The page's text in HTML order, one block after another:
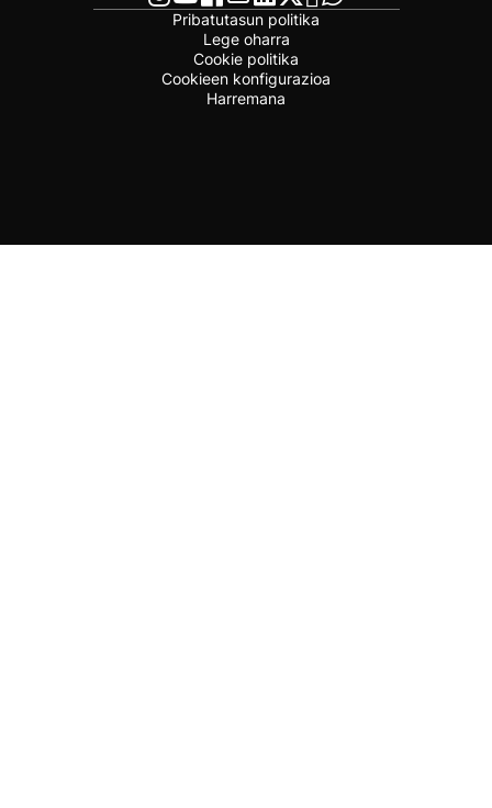
Pribatutasun politika
Lege oharra
Cookie politika
Cookieen konfigurazioa
Harremana